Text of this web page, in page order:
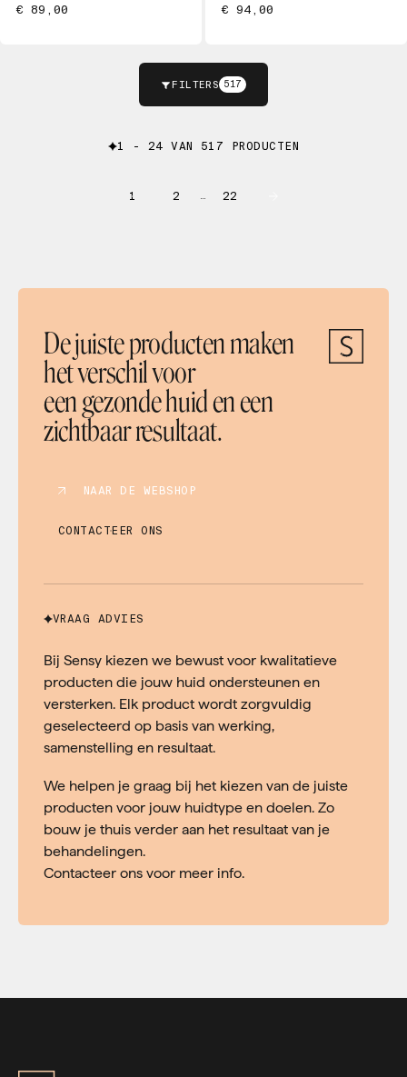
€ 89,00 € 94,00
FILTERS 517
1 - 24 VAN 517 PRODUCTEN
1 2 … 22
De juiste producten maken
het verschil voor
een gezonde huid en een
zichtbaar resultaat.
NAAR DE WEBSHOP
CONTACTEER ONS
VRAAG ADVIES
Bij Sensy kiezen we bewust voor kwalitatieve
producten die jouw huid ondersteunen en
versterken. Elk product wordt zorgvuldig
geselecteerd op basis van werking,
samenstelling en resultaat.
We helpen je graag bij het kiezen van de juiste
producten voor jouw huidtype en doelen. Zo
bouw je thuis verder aan het resultaat van je
behandelingen.
Contacteer ons voor meer info.